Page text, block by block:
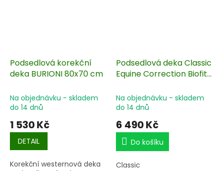
Podsedlová korekční
deka BURIONI 80x70 cm
Na objednávku - skladem
do 14 dnů
1 530 Kč
DETAIL
Korekční westernová deka
Podsedlová deka Classic
Equine Correction Biofit
Na objednávku - skladem
do 14 dnů
6 490 Kč
Do košíku
Classic